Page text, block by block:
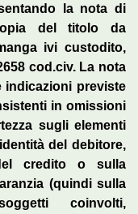
la nota di
del titolo da
ivi custodito,
cod.civ. La nota
indicazioni previste
in omissioni
sugli elementi
del debitore,
credito o sulla
(quindi sulla
coinvolti,